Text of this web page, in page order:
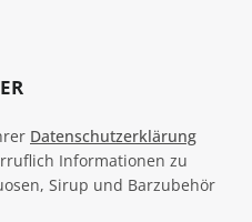
Datenschutzerklärung
Informationen zu
Sirup und Barzubehör